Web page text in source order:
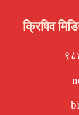
क्रिषिव